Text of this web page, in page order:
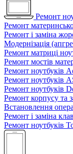
Ремонт
Ремонт
Ремонт і заміна
Модернізація
Ремонт матриці
Ремонт мостів
Ремонт ноутбуків
Ремонт ноутбуків
Ремонт ноутбуків
Ремонт корпусу та
Встановлення
Ремонт і заміна
Ремонт ноутбуків